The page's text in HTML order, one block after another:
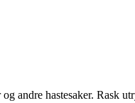
andre hastesaker. Rask